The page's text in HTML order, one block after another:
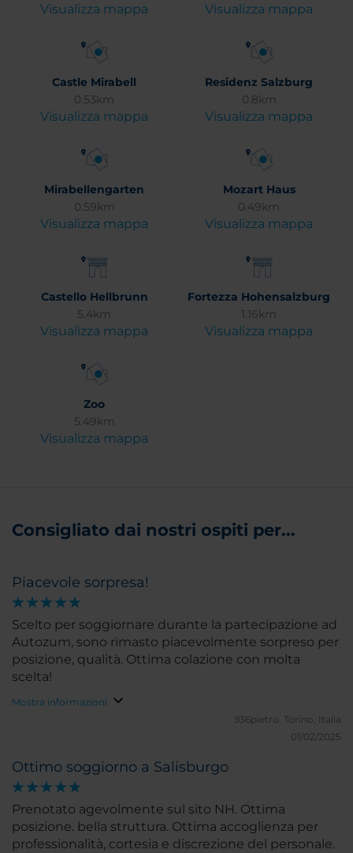
Visualizza mappa Visualizza mappa
Castle Mirabell
0.53km
Visualizza mappa
Residenz Salzburg
0.8km
Visualizza mappa
Mirabellengarten
0.59km
Visualizza mappa
Mozart Haus
0.49km
Visualizza mappa
Castello Hellbrunn
5.4km
Visualizza mappa
Fortezza Hohensalzburg
1.16km
Visualizza mappa
Zoo
5.49km
Visualizza mappa
Consigliato dai nostri ospiti per...
Piacevole sorpresa!
Scelto per soggiornare durante la partecipazione ad
Autozum, sono rimasto piacevolmente sorpreso per
posizione, qualità. Ottima colazione con molta
scelta!
Mostra informazioni
936pietro. Torino, Italia
01/02/2025
Ottimo soggiorno a Salisburgo
Prenotato agevolmente sul sito NH. Ottima
posizione. bella struttura. Ottima accoglienza per
professionalità, cortesia e discrezione del personale.